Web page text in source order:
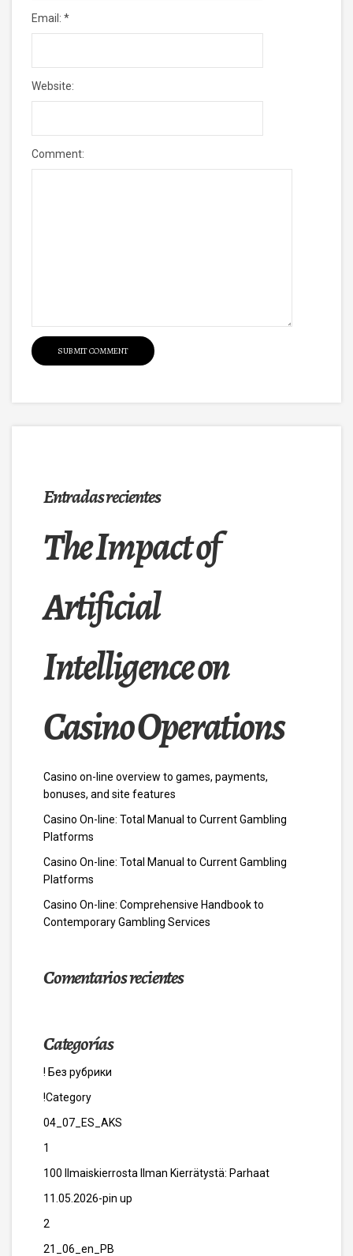
Email: *
Website:
Comment:
Entradas recientes
The Impact of
Artificial
Intelligence on
Casino Operations
Casino on-line overview to games, payments,
bonuses, and site features
Casino On-line: Total Manual to Current Gambling
Platforms
Casino On-line: Total Manual to Current Gambling
Platforms
Casino On-line: Comprehensive Handbook to
Contemporary Gambling Services
Comentarios recientes
Categorías
! Без рубрики
!Category
04_07_ES_AKS
1
100 Ilmaiskierrosta Ilman Kierrätystä: Parhaat
11.05.2026-pin up
2
21_06_en_PB